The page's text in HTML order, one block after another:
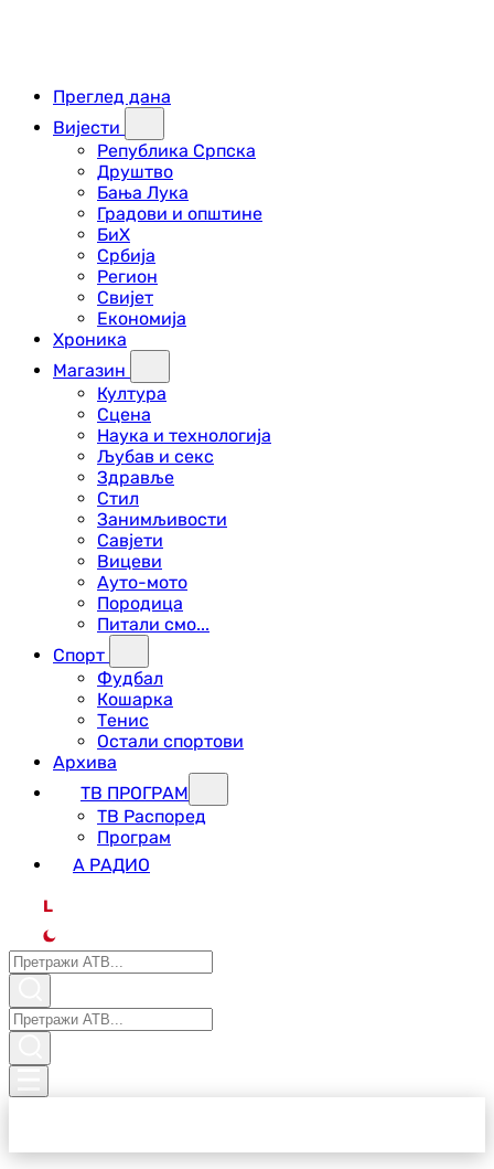
Преглед дана
Вијести
Република Српска
Друштво
Бања Лука
Градови и општине
БиХ
Србија
Регион
Свијет
Економија
Хроника
Магазин
Култура
Сцена
Наука и технологија
Љубав и секс
Здравље
Стил
Занимљивости
Савјети
Вицеви
Ауто-мото
Породица
Питали смо...
Спорт
Фудбал
Кошарка
Тенис
Остали спортови
Архива
ТВ ПРОГРАМ
ТВ Распоред
Програм
А РАДИО
L